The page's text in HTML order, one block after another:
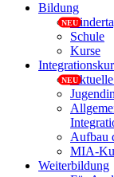
Bildung
Schule
Kurse
Aufbau
MIA-
Weiterbildung